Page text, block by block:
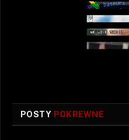
POSTY POKREWNE